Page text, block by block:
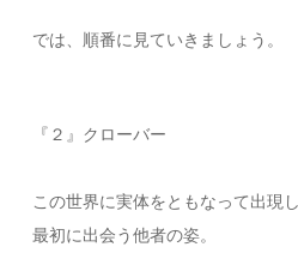
では、順番に見ていきましょう。
『２』クローバー
この世界に実体をともなって出現
最初に出会う他者の姿。